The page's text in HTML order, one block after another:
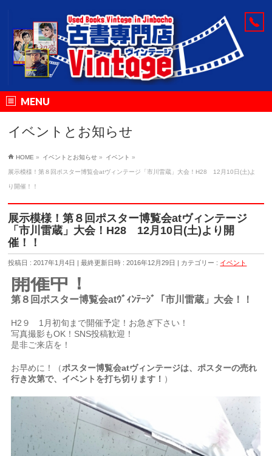
MENU
イベントとお知らせ
HOME » イベントとお知らせ » イベント »
展示模様！第８回ポスター博覧会atヴィンテージ「市川雷蔵」大会！H28 12月10日(土)よ
り開催！！
展示模様！第８回ポスター博覧会atヴィンテージ
「市川雷蔵」大会！H28 12月10日(土)より開
催！！
投稿日 : 2017年1月4日 最終更新日時 : 2016年12月29日 カテゴリー : イベント
開催中！
第８ 回ポスター博覧会atｳﾞｨﾝﾃｰｼﾞ「市川雷蔵 」大会！！
H2９ 1月初旬まで開催予定！お急ぎ下さい！
写真撮影もOK！SNS投稿歓迎！
是非ご来店を！
お早めに！（ポスター博覧会atヴィンテージは、ポスターの売れ
行き次第で、イベントを打ち切ります！ ）